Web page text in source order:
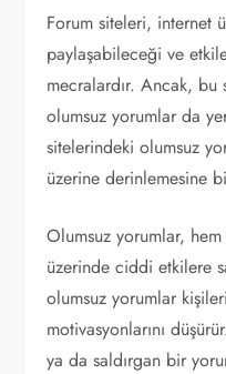
Forum siteleri, internet
paylaşabileceği ve
mecralardır. Ancak, bu
olumsuz yorumlar da
sitelerindeki olumsuz
üzerine derinlemesine
Olumsuz yorumlar,
üzerinde ciddi etkilere
olumsuz yorumlar
motivasyonlarını
ya da saldırgan bir